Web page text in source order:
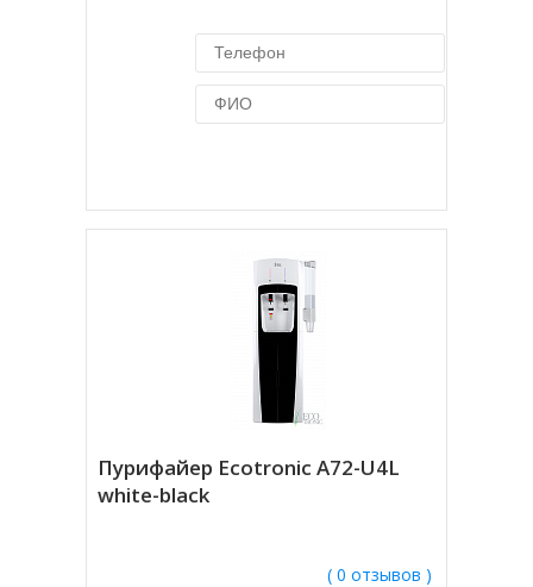
Пурифайер Ecotronic A72-U4L
white-black
( 0 отзывов )